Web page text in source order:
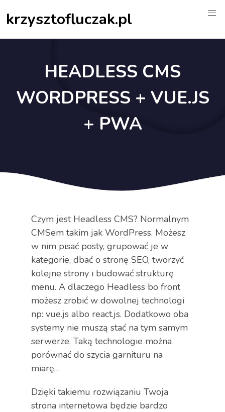
krzysztofluczak.pl
HEADLESS CMS
WORDPRESS + VUE.JS
+ PWA
Czym jest Headless CMS? Normalnym
CMSem takim jak WordPress. Możesz
w nim pisać posty, grupować je w
kategorie, dbać o stronę SEO, tworzyć
kolejne strony i budować strukturę
menu. A dlaczego Headless bo front
możesz zrobić w dowolnej technologi
np: vue.js albo react.js. Dodatkowo oba
systemy nie muszą stać na tym samym
serwerze. Taką technologie można
porównać do szycia garnituru na
miarę…
Dzięki takiemu rozwiązaniu Twoja
strona internetowa będzie bardzo